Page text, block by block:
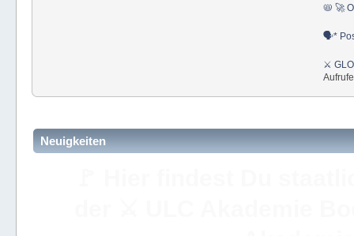
📛 🚀
🗣*
⚔
Aufrufe
Neuigkeiten